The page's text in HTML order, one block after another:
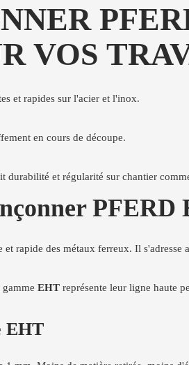
VOS
et rapides sur l'acier et l'inox.
en cours de découpe.
durabilité et régularité sur chantier
PFERD
rapide des métaux ferreux. Il
EHT représente leur ligne haute
EHT